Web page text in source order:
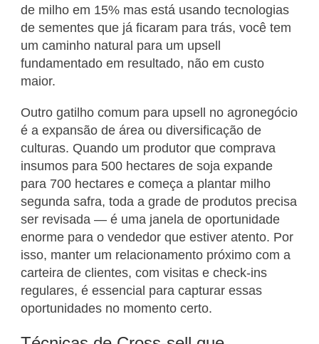
de milho em 15% mas está usando tecnologias
de sementes que já ficaram para trás, você tem
um caminho natural para um upsell
fundamentado em resultado, não em custo
maior.
Outro gatilho comum para upsell no agronegócio
é a expansão de área ou diversificação de
culturas. Quando um produtor que comprava
insumos para 500 hectares de soja expande
para 700 hectares e começa a plantar milho
segunda safra, toda a grade de produtos precisa
ser revisada — é uma janela de oportunidade
enorme para o vendedor que estiver atento. Por
isso, manter um relacionamento próximo com a
carteira de clientes, com visitas e check-ins
regulares, é essencial para capturar essas
oportunidades no momento certo.